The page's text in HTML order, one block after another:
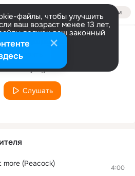
Войти
файлы, чтобы улучшить
ваш возраст менее 13 лет,
должен ваш законный
информации
Настроить
what the hell
Sunwoojunga
Слушать
(Peacock) 4:00